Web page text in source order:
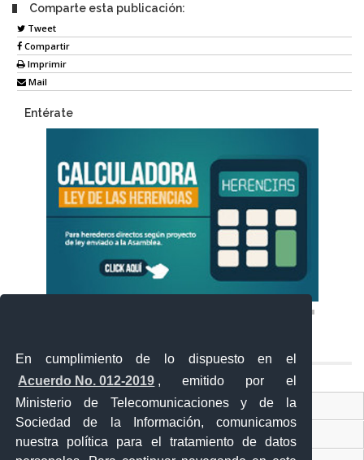
En cumplimiento de lo dispuesto en el
Acuerdo No. 012-2019 , emitido por el
Ministerio de Telecomunicaciones y de la
Sociedad de la Información, comunicamos
nuestra política para el tratamiento de datos
Comparte esta publicación:
Tweet
Compartir
Imprimir
Mail
Entérate
Ventanilla Única Virtual
Ventanilla Única de Comercio Exterior